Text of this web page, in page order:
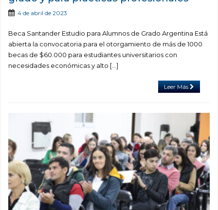
4 de abril de 2023
Beca Santander Estudio para Alumnos de Grado Argentina Está
abierta la convocatoria para el otorgamiento de más de 1000
becas de $60.000 para estudiantes universitarios con
necesidades económicas y alto […]
Leer Más